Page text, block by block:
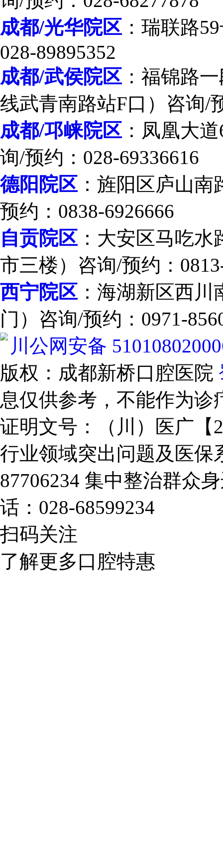
成都/光华院区 ：瑞联路
028-89895352
成都/武侯院区 ：福锦路
线武青南路站F口）咨询/
成都/邛崃院区 ：凤凰大
询/预约：028-69336616
德阳院区 ：旌阳区庐山
预约：0838-6926666
自贡院区 ：大安区马吃
市三楼）咨询/预约：
西宁院区 ：海湖新区西
门）咨询/预约：0971-
川公网安备
版权：成都新桥口腔医院
息仅供参考，不能作为
证明文号：（川）医广【
行业领域突出问题及医保
87706234 集中整治群众
话：028-68599234
扫码关注
了解更多口腔特惠